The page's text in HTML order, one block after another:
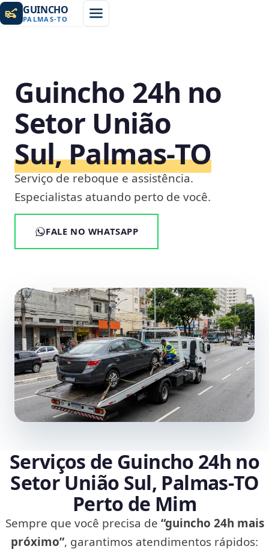
GUINCHO
PALMAS-TO
Guincho 24h no
Setor União
Sul, Palmas‑TO
Serviço de reboque e assistência.
Especialistas atuando perto de você.
FALE NO WHATSAPP
Serviços de Guincho 24h no
Setor União Sul, Palmas‑TO
Perto de Mim
Sempre que você precisa de “guincho 24h mais
próximo”, garantimos atendimentos rápidos: